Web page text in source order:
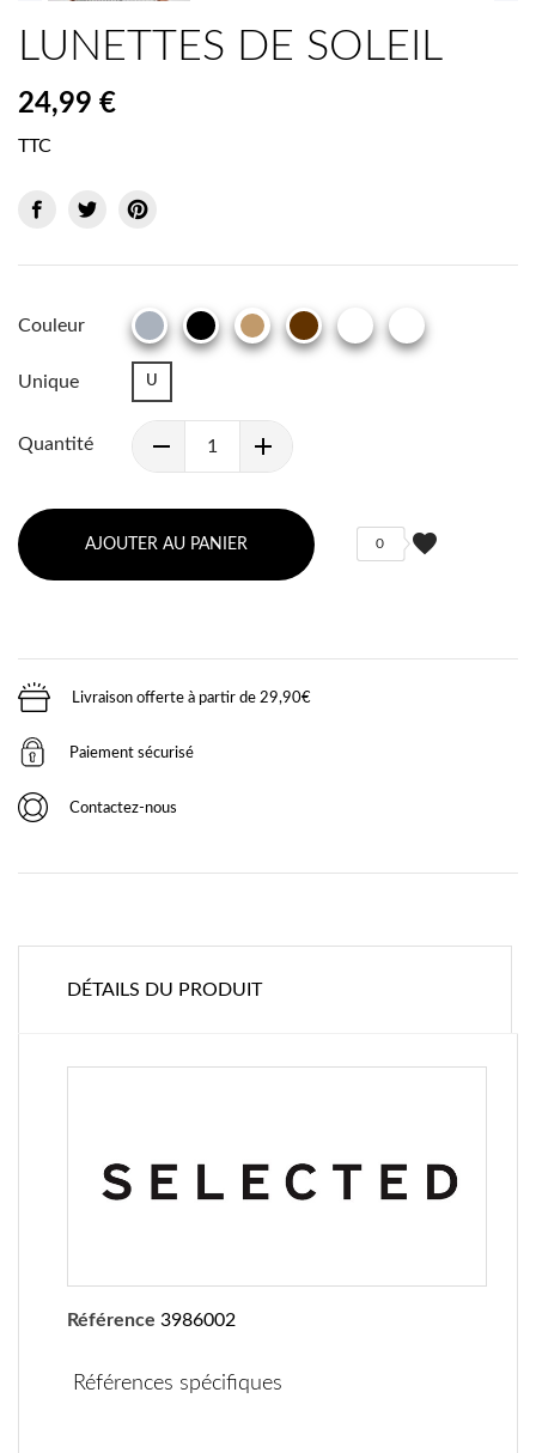
LUNETTES DE SOLEIL
24,99 €
TTC
Couleur GRIS NOIR CAMELMARRON
BRUN
ARGENT
Unique U
Quantité
AJOUTER AU PANIER favorite
0
Livraison offerte à partir de 29,90€
Paiement sécurisé
Contactez-nous
DÉTAILS DU PRODUIT
Référence 3986002
Références spécifiques